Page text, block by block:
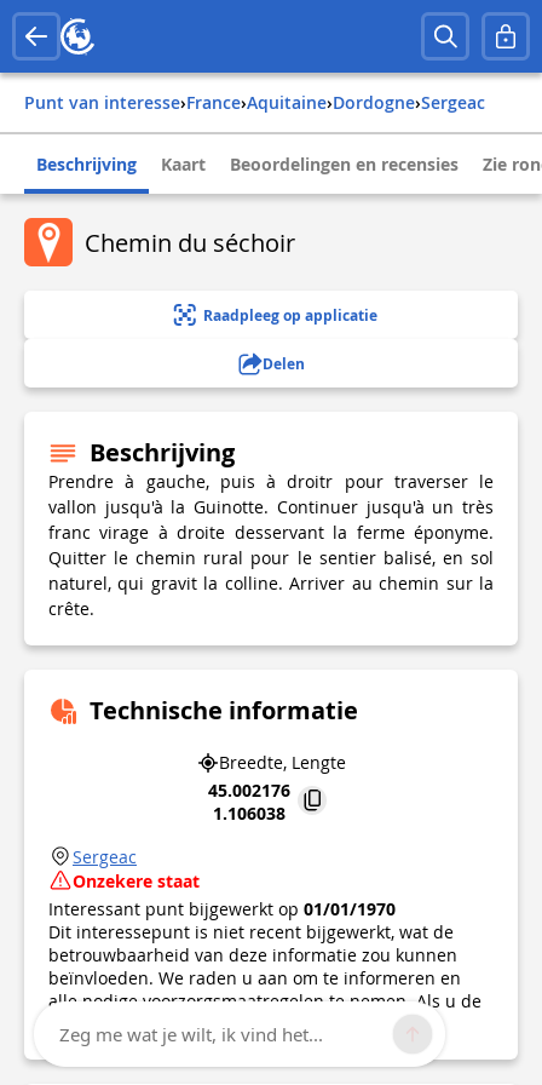
Punt van interesse› france› aquitaine› dordogne› sergeac
Beschrijving Kaart Beoordelingen en recensies Zie
Chemin du séchoir
Raadpleeg op applicatie
Delen
Beschrijving
Prendre à gauche, puis à droitr pour traverser le
vallon jusqu'à la Guinotte. Continuer jusqu'à un très
franc virage à droite desservant la ferme éponyme.
Quitter le chemin rural pour le sentier balisé, en sol
naturel, qui gravit la colline. Arriver au chemin sur la
crête.
Technische informatie
Breedte, Lengte
45.002176
1.106038
Sergeac
Onzekere staat
Interessant punt bijgewerkt op 01/01/1970
Dit interessepunt is niet recent bijgewerkt, wat de
betrouwbaarheid van deze informatie zou kunnen
beïnvloeden. We raden u aan om te informeren en
alle nodige voorzorgsmaatregelen te nemen. Als u de
auteur bent, controleer dan uw informatie.
Zeg me wat je wilt, ik vind het...